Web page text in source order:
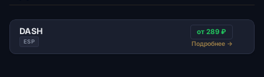
DASH
ESP
от 289 ₽
Подробнее →